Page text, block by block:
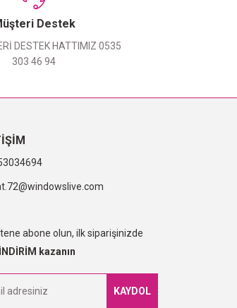
Destek
DESTEK HATTIMIZ 0535
303 46 94
abone olun, ilk siparişinizde
kazanın
KAYDOL